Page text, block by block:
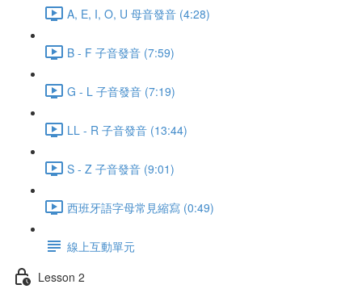
A, E, I, O, U 母音發音 (4:28)
B - F 子音發音 (7:59)
G - L 子音發音 (7:19)
LL - R 子音發音 (13:44)
S - Z 子音發音 (9:01)
西班牙語字母常見縮寫 (0:49)
線上互動單元
Lesson 2